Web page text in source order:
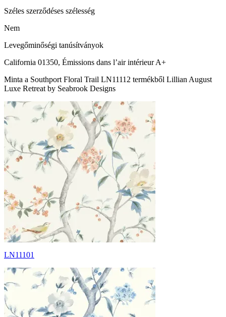
Széles szerződéses szélesség
Nem
Levegőminőségi tanúsítványok
California 01350, Émissions dans l’air intérieur A+
Minta a Southport Floral Trail LN11112 termékből Lillian August
Luxe Retreat by Seabrook Designs
LN11101